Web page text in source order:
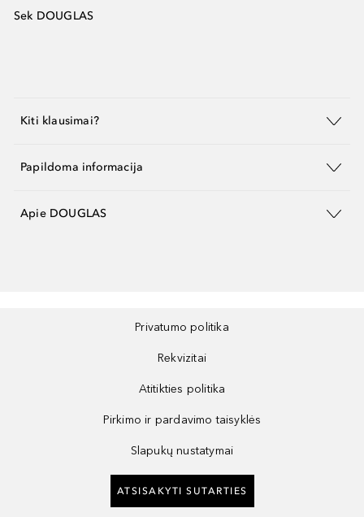
Sek DOUGLAS
Kiti klausimai?
Papildoma informacija
Apie DOUGLAS
Privatumo politika
Rekvizitai
Atitikties politika
Pirkimo ir pardavimo taisyklės
Slapukų nustatymai
ATSISAKYTI SUTARTIES